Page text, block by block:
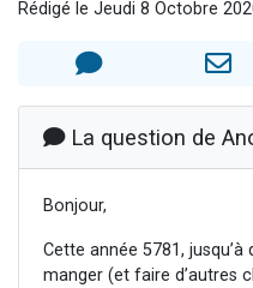
Il reste
Nathaniel
Rédigé le Jeudi 8 Octobre
La question de
Bonjour,
Cette année 5781,
manger (et faire d’autres